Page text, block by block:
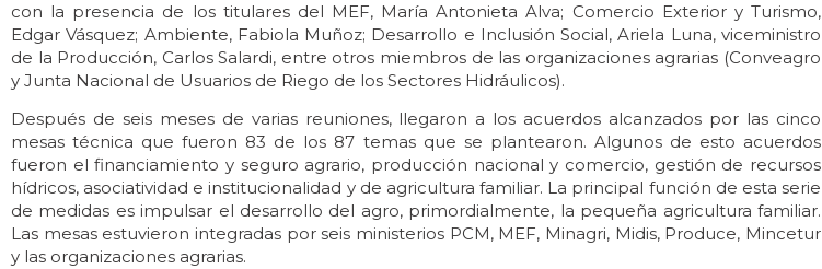
con la presencia de los titulares del MEF, María Antonieta Alva; Comercio Exterior y Turismo,
Edgar Vásquez; Ambiente, Fabiola Muñoz; Desarrollo e Inclusión Social, Ariela Luna, viceministro
de la Producción, Carlos Salardi, entre otros miembros de las organizaciones agrarias (Conveagro
y Junta Nacional de Usuarios de Riego de los Sectores Hidráulicos).
Después de seis meses de varias reuniones, llegaron a los acuerdos alcanzados por las cinco
mesas técnica que fueron 83 de los 87 temas que se plantearon. Algunos de esto acuerdos
fueron el financiamiento y seguro agrario, producción nacional y comercio, gestión de recursos
hídricos, asociatividad e institucionalidad y de agricultura familiar. La principal función de esta serie
de medidas es impulsar el desarrollo del agro, primordialmente, la pequeña agricultura familiar.
Las mesas estuvieron integradas por seis ministerios PCM, MEF, Minagri, Midis, Produce, Mincetur
y las organizaciones agrarias.